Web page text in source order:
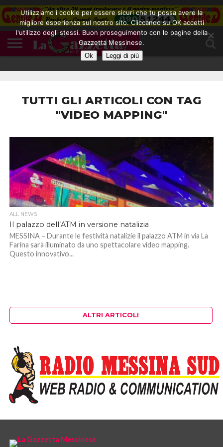
CONTATTI
COOKIE
POLICY
DIVENTA
BLOGGER
HOME
NOTE
LEGALI
TUTTI GLI ARTICOLI CON TAG
"VIDEO MAPPING"
ALL NEWS
Il palazzo dell’ATM in versione natalizia
MESSINA – Durante le festività natalizie il palazzo ATM in via La
Farina sarà illuminato da uno spettacolare video mapping.
Questo innovativo...
ALTRI ARTICOLI
Utilizziamo i cookie per essere sicuri che tu possa avere la
migliore esperienza sul nostro sito. Cliccando su OK accetti
l'utilizzo degli stessi. Buon proseguimento con le pagine della
Gazzetta Messinese.
Ok Leggi di più